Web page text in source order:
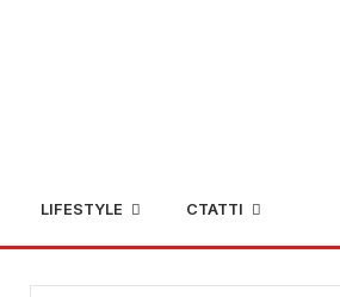
LIFESTYLE СТАТТІ